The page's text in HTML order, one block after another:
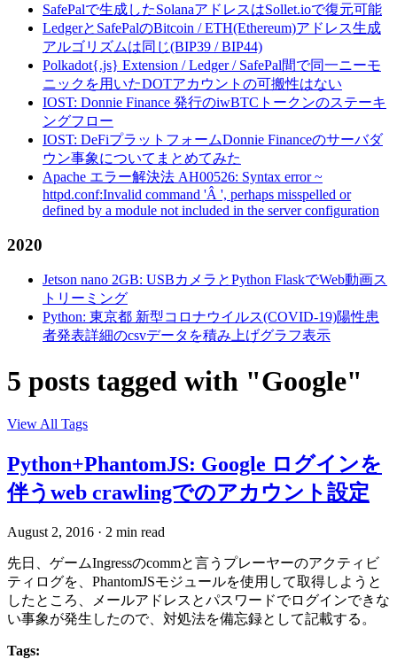
SafePalで生成したSolanaアドレスはSollet.ioで復元可能
LedgerとSafePalのBitcoin / ETH(Ethereum)アドレス生成
アルゴリズムは同じ(BIP39 / BIP44)
Polkadot{.js} Extension / Ledger / SafePal間で同一ニーモ
ニックを用いたDOTアカウントの可搬性はない
IOST: Donnie Finance 発行のiwBTCトークンのステーキ
ングフロー
IOST: DeFiプラットフォームDonnie Financeのサーバダ
ウン事象についてまとめてみた
Apache エラー解決法 AH00526: Syntax error ~
httpd.conf:Invalid command 'Â ', perhaps misspelled or
defined by a module not included in the server configuration
2020
Jetson nano 2GB: USBカメラとPython FlaskでWeb動画ス
トリーミング
Python: 東京都 新型コロナウイルス(COVID-19)陽性患
者発表詳細のcsvデータを積み上げグラフ表示
5 posts tagged with "Google"
View All Tags
Python+PhantomJS: Google ログインを
伴うweb crawlingでのアカウント設定
August 2, 2016 · 2 min read
先日、ゲームIngressのcommと言うプレーヤーのアクティビ
ティログを、PhantomJSモジュールを使用して取得しようと
したところ、メールアドレスとパスワードでログインできな
い事象が発生したので、対処法を備忘録として記載する。
Tags: